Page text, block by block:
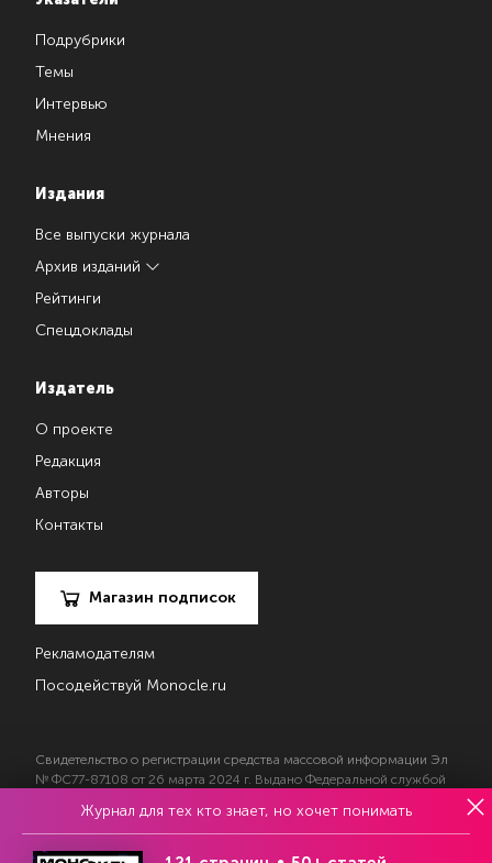
Подрубрики
Темы
Интервью
Мнения
Издания
Все выпуски журнала
Архив изданий
Рейтинги
Спецдоклады
Издатель
О проекте
Редакция
Авторы
Контакты
Магазин подписок
Рекламодателям
Посодействуй Monocle.ru
Свидетельство о регистрации средства массовой информации Эл
№ ФС77-87108 от 26 марта 2024 г. Выдано Федеральной службой
культурного наследия
Журнал для тех кто знает, но хочет понимать